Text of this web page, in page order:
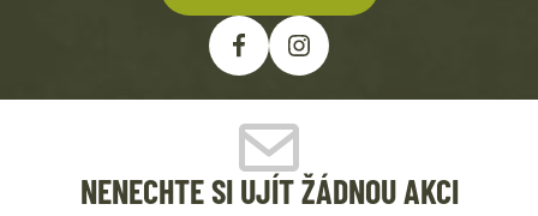
NENECHTE SI UJÍT ŽÁDNOU AKCI